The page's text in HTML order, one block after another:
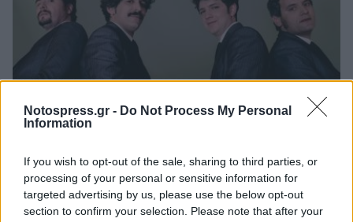
Notospress.gr - Do Not Process My Personal
Information
If you wish to opt-out of the sale, sharing to third parties, or
processing of your personal or sensitive information for
targeted advertising by us, please use the below opt-out
section to confirm your selection. Please note that after your
Σπάρτη: Οι Hermaphrodite's Child στο Retro
Music Bar
20/06/2026 11:53